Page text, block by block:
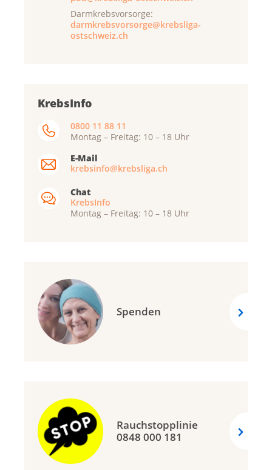
Darmkrebsvorsorge:
darmkrebsvorsorge@krebsliga-
ostschweiz.ch
KrebsInfo
0800 11 88 11
Montag – Freitag: 10 – 18 Uhr
E-Mail
krebsinfo@krebsliga.ch
Chat
KrebsInfo
Montag – Freitag: 10 – 18 Uhr
Spenden
Rauchstopplinie
0848 000 181